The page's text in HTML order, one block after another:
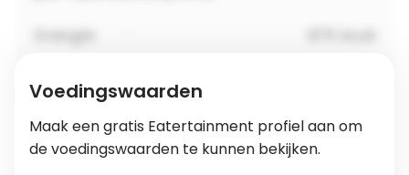
Voedingswaarden
Maak een gratis Eatertainment profiel aan om
de voedingswaarden te kunnen bekijken.